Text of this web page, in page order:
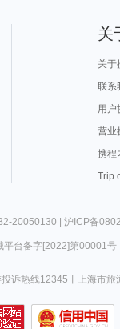
关
关于
联系
用户
营业
携程
20050130 | 沪ICP备
平台备字[2022]第00001号|
诉热线12345 上海市